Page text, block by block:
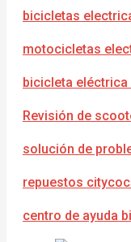
bicicletas
motocicletas
bicicleta eléctrica
Revisión de
solución de
repuestos
centro de ayuda